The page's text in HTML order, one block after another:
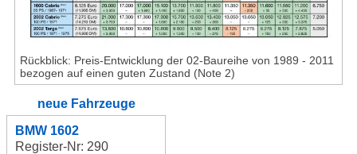
Rückblick: Preis-Entwicklung der 02-Baureihe von 1989 - 2011
bezogen auf einen guten Zustand (Note 2)
neue Fahrzeuge
BMW 1602
Register-Nr: 290